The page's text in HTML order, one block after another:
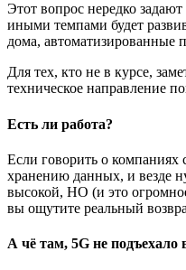
Этот вопрос нередко
иными темпами будет
дома, автоматизированные
Для тех, кто не в курсе,
техническое направление
Есть ли работа?
Если говорить о
хранению данных, и везде
высокой, НО (и это
вы ощутите реальный
А чё там, 5G не подъехало